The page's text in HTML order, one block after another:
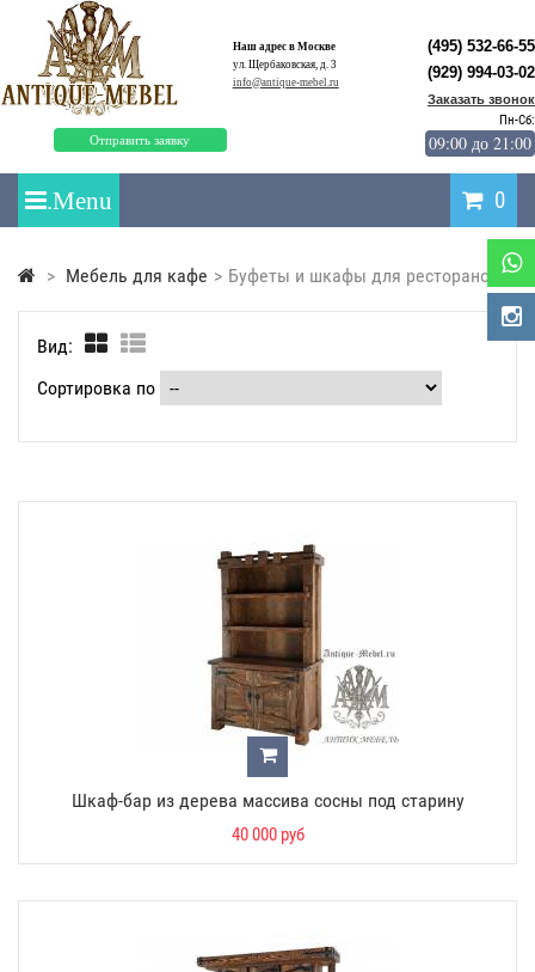
Наш адрес в Москве
ул. Щербаковская, д. 3
info@antique-mebel.ru
Отправить заявку
(495) 532-66-55
(929) 994-03-02
Заказать звонок
Пн-Сб:
09:00 до 21:00
0
> Мебель для кафе > Буфеты и шкафы для ресторанов
Вид:
Сортировка по
Шкаф-бар из дерева массива сосны под старину
40 000 руб